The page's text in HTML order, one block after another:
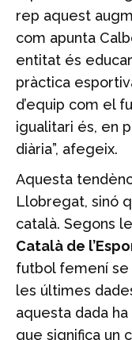
rep aquest
com apunta
entitat és
pràctica
d’equip com el
igualitari és, en
diària”, afegeix.
Aquesta
Llobregat, sinó
català. Segons
Català de
futbol femení se
les últimes
aquesta dada
que significa un